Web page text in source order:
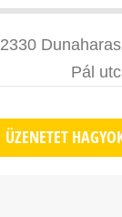
2330
Pál
ÜZENETET